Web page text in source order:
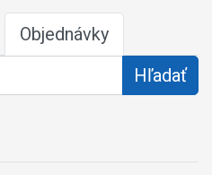
Objednávky
Hľadať